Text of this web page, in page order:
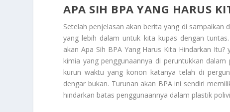
APA SIH BPA YANG HARUS
Setelah penjelasan akan berita yang di
yang lebih dalam untuk kita kupas dengan
akanApa Sih BPA Yang Harus Kita Hindarkan Itu?
kimia yang penggunaannya di peruntukkan
kurun waktu yang konon katanya telah di
dengar bukan. Turunan akan BPA ini sendiri
hindarkan batas penggunaannya dalam plastik